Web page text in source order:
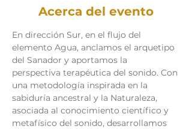
Acerca del evento
En dirección Sur, en el flujo del
elemento Agua, anclamos el arquetipo
del Sanador y aportamos la
perspectiva terapéutica del sonido. Con
una metodología inspirada en la
sabiduría ancestral y la Naturaleza,
asociada al conocimiento científico y
metafísico del sonido, desarrollamos